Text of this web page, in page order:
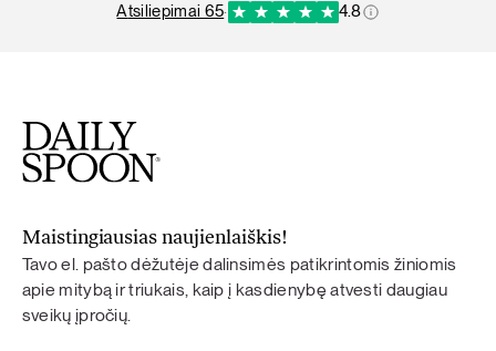
atsiliepimai 65· 4.8
Maistingiausias naujienlaiškis!
Tavo el. pašto dėžutėje dalinsimės patikrintomis žiniomis
apie mitybą ir triukais, kaip į kasdienybę atvesti daugiau
sveikų įpročių.